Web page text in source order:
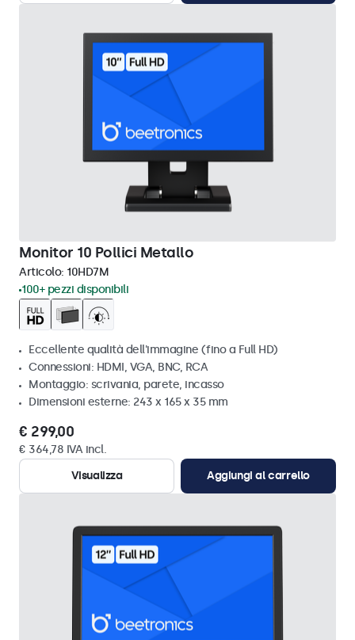
Monitor 10 Pollici Metallo
Articolo: 10HD7M
100+ pezzi disponibili
Eccellente qualità dell'immagine (fino a Full HD)
Connessioni: HDMI, VGA, BNC, RCA
Montaggio: scrivania, parete, incasso
Dimensioni esterne: 243 x 165 x 35 mm
€ 299,00
€ 364,78 IVA incl.
Visualizza
Aggiungi al carrello